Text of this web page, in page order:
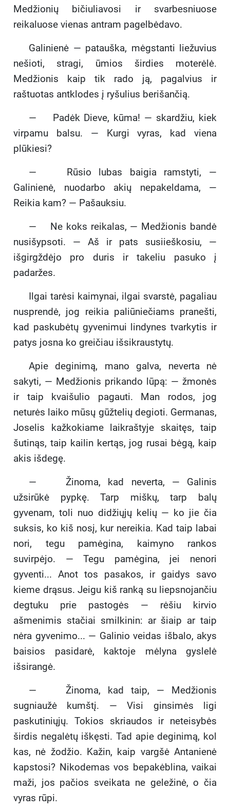
Medžionių bičiuliavosi ir svarbesniuose
reikaluose vienas antram pagelbėdavo.
Galinienė — patauška, mėgstanti liežuvius
nešioti, stragi, ūmios širdies moterėlė.
Medžionis kaip tik rado ją, pagalvius ir
raštuotas antklodes į ryšulius berišančią.
— Padėk Dieve, kūma! — skardžiu, kiek
virpamu balsu. — Kurgi vyras, kad viena
plūkiesi?
— Rūsio lubas baigia ramstyti, —
Galinienė, nuodarbo akių nepakeldama, —
Reikia kam? — Pašauksiu.
— Ne koks reikalas, — Medžionis bandė
nusišypsoti. — Aš ir pats susiieškosiu, —
išgirgždėjo pro duris ir takeliu pasuko į
padaržes.
Ilgai tarėsi kaimynai, ilgai svarstė, pagaliau
nusprendė, jog reikia paliūniečiams pranešti,
kad paskubėtų gyvenimui lindynes tvarkytis ir
patys josna ko greičiau išsikraustytų.
Apie deginimą, mano galva, neverta nė
sakyti, — Medžionis prikando lūpą: — žmonės
ir taip kvaišulio pagauti. Man rodos, jog
neturės laiko mūsų gūžtelių degioti. Germanas,
Joselis kažkokiame laikraštyje skaitęs, taip
šutinąs, taip kailin kertąs, jog rusai bėgą, kaip
akis išdegę.
— Žinoma, kad neverta, — Galinis
užsirūkė pypkę. Tarp miškų, tarp balų
gyvenam, toli nuo didžiųjų kelių — ko jie čia
suksis, ko kiš nosį, kur nereikia. Kad taip labai
nori, tegu pamėgina, kaimyno rankos
suvirpėjo. — Tegu pamėgina, jei nenori
gyventi... Anot tos pasakos, ir gaidys savo
kieme drąsus. Jeigu kiš ranką su liepsnojančiu
degtuku prie pastogės — rėšiu kirvio
ašmenimis stačiai smilkinin: ar šiaip ar taip
nėra gyvenimo... — Galinio veidas išbalo, akys
baisios pasidarė, kaktoje mėlyna gyslelė
išsirangė.
— Žinoma, kad taip, — Medžionis
sugniaužė kumštį. — Visi ginsimės ligi
paskutiniųjų. Tokios skriaudos ir neteisybės
širdis negalėtų iškęsti. Tad apie deginimą, kol
kas, nė žodžio. Kažin, kaip vargšė Antanienė
kapstosi? Nikodemas vos bepakėblina, vaikai
maži, jos pačios sveikata ne geležinė, o čia
vyras rūpi.